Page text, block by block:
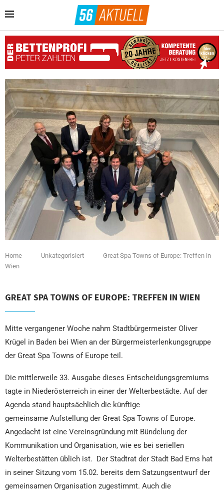
Home Unkategorisiert
Great Spa Towns of Europe: Treffen in
Wien
GREAT SPA TOWNS OF EUROPE: TREFFEN IN WIEN
Mitte vergangener Woche nahm Stadtbürgermeister Oliver
Krügel in Baden bei Wien an der Bürgermeisterlenkungsgruppe
der Great Spa Towns of Europe teil.
Die mittlerweile 33. Ausgabe dieses Entscheidungsgremiums
tagte in Niederösterreich in einer der Welterbestädte. Auf der
Agenda stand hauptsächlich die künftige
gemeinsame Aufstellung der Great Spa Towns of Europe.
Angedacht ist eine Vereinsgründung mit Bündelung der
Kommunikation und Organisation, wie es bei seriellen
Welterbestätten üblich ist. Der Stadtrat der Stadt Bad Ems hat
in seiner Sitzung vom 15.02. bereits dem Satzungsentwurf der
gemeinsamen Organisation zugestimmt. Auch die